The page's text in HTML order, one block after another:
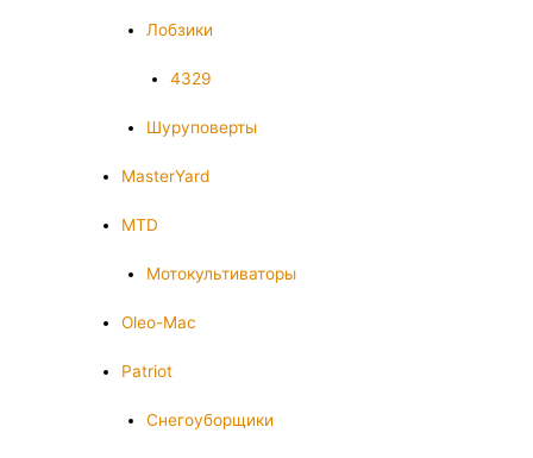
Лобзики
4329
Шуруповерты
MasterYard
MTD
Мотокультиваторы
Oleo-Mac
Patriot
Снегоуборщики